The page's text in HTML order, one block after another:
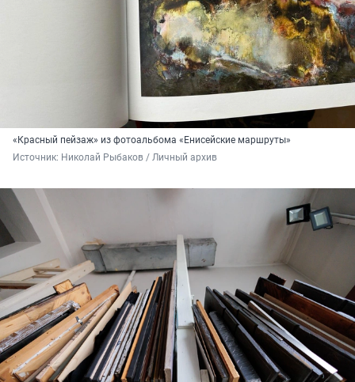
«Красный пейзаж» из фотоальбома «Енисейские маршруты»
Источник: Николай Рыбаков / Личный архив